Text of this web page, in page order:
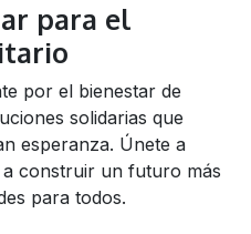
para el
por el bienestar de
solidarias que
esperanza. Únete a
construir un futuro más
para todos.